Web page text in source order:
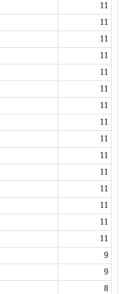
11
11
11
11
11
11
11
11
11
11
11
11
11
11
11
9
9
8